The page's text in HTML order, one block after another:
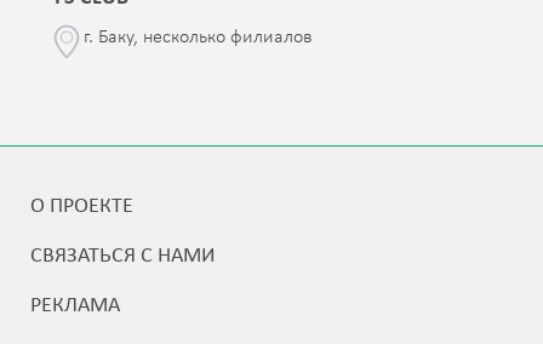
г. Баку, несколько филиалов
О ПРОЕКТЕ
СВЯЗАТЬСЯ С НАМИ
РЕКЛАМА